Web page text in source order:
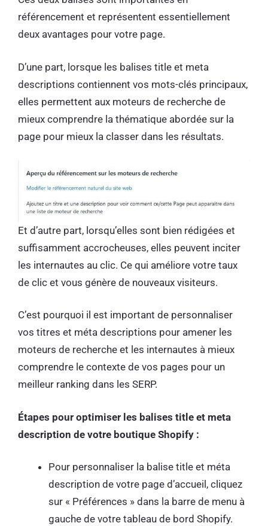
référencement et représentent essentiellement
deux avantages pour votre page.
D’une part, lorsque les balises title et meta
descriptions contiennent vos mots-clés principaux,
elles permettent aux moteurs de recherche de
mieux comprendre la thématique abordée sur la
page pour mieux la classer dans les résultats.
Et d’autre part, lorsqu’elles sont bien rédigées et
suffisamment accrocheuses, elles peuvent inciter
les internautes au clic. Ce qui améliore votre taux
de clic et vous génère de nouveaux visiteurs.
C’est pourquoi il est important de personnaliser
vos titres et méta descriptions pour amener les
moteurs de recherche et les internautes à mieux
comprendre le contexte de vos pages pour un
meilleur ranking dans les SERP.
Étapes pour optimiser les balises title et meta
description de votre boutique Shopify :
Pour personnaliser la balise title et méta
description de votre page d’accueil, cliquez
sur « Préférences » dans la barre de menu à
gauche de votre tableau de bord Shopify.